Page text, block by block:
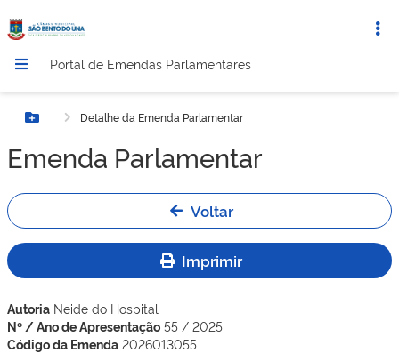
Portal de Emendas Parlamentares
Botão MenuDetalhe da Emenda Parlamentar
Emenda Parlamentar
Voltar
Imprimir
Autoria Neide do Hospital
Nº / Ano de Apresentação 55 / 2025
Código da Emenda 2026013055